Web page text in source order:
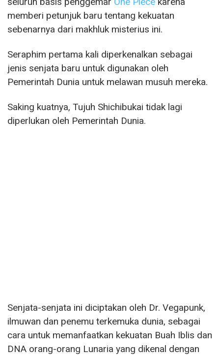
memberi petunjuk baru tentang kekuatan
sebenarnya dari makhluk misterius ini.
Seraphim pertama kali diperkenalkan sebagai
jenis senjata baru untuk digunakan oleh
Pemerintah Dunia untuk melawan musuh mereka.
Saking kuatnya, Tujuh Shichibukai tidak lagi
diperlukan oleh Pemerintah Dunia.
Senjata-senjata ini diciptakan oleh Dr. Vegapunk,
ilmuwan dan penemu terkemuka dunia, sebagai
cara untuk memanfaatkan kekuatan Buah Iblis dan
DNA orang-orang Lunaria yang dikenal dengan